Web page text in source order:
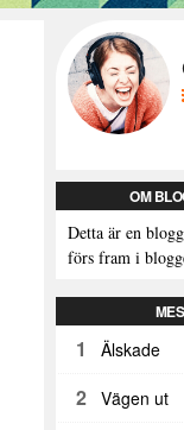
OM
Detta är en
förs fram i
1 Älskade
2 Vägen ut